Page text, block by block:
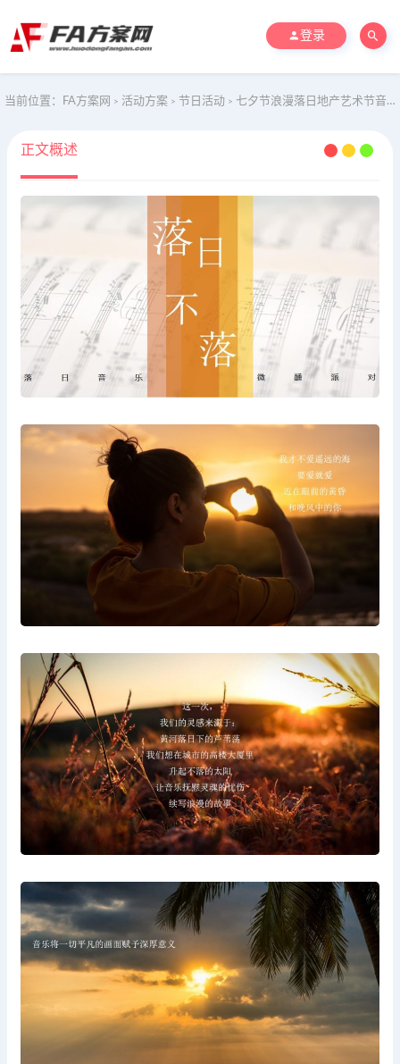
登录
当前位置： FA方案网 > 活动方案 > 节日活动 > 七夕节浪漫落日地产艺术节音乐节活动方案
正文概述